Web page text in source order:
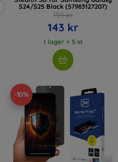
S24/S25 Black (57983127207)
159 kr
143 kr
I lager > 5 st
-10%